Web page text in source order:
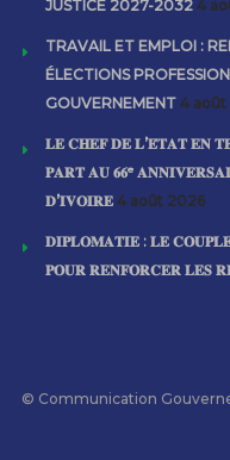
JUSTICE 2027-2032 4
TRAVAIL ET EMPLOI :
ÉLECTIONS
GOUVERNEMENT 4 août
𝐋𝐄 𝐂𝐇𝐄𝐅 𝐃𝐄 𝐋’𝐄́𝐓𝐀𝐓 𝐄𝐍
𝐏𝐀𝐑𝐓 𝐀𝐔 𝟔𝟔ᵉ
𝐃’𝐈𝐕𝐎𝐈𝐑𝐄 4 août 2026
𝐃𝐈𝐏𝐋𝐎𝐌𝐀𝐓𝐈𝐄 : 𝐋𝐄
𝐏𝐎𝐔𝐑 𝐑𝐄𝐍𝐅𝐎𝐑𝐂𝐄𝐑 𝐋𝐄𝐒
© Communication